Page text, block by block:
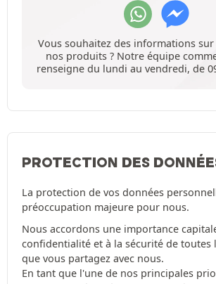
Vous souhaitez des informations
nos produits ? Notre équipe
renseigne du lundi au vendredi, de
PROTECTION DES
La protection de vos données
préoccupation majeure pour nous.
Nous accordons une importance
confidentialité et à la sécurité de toutes
que vous partagez avec nous.
En tant que l'une de nos principales